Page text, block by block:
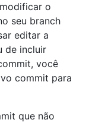
o
seu branch
editar a
de incluir
você
commit para
que não